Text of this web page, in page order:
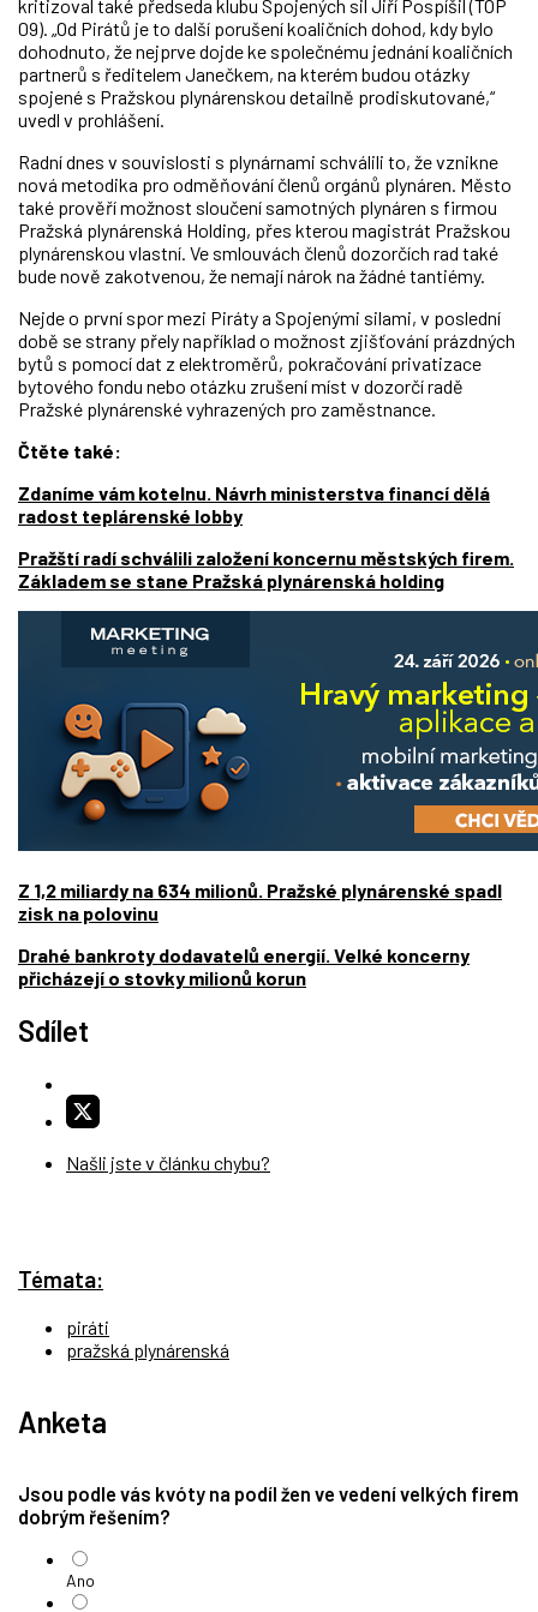
kritizoval také předseda klubu Spojených sil Jiří Pospíšil (TOP
09). „Od Pirátů je to další porušení koaličních dohod, kdy bylo
dohodnuto, že nejprve dojde ke společnému jednání koaličních
partnerů s ředitelem Janečkem, na kterém budou otázky
spojené s Pražskou plynárenskou detailně prodiskutované,“
uvedl v prohlášení.
Radní dnes v souvislosti s plynárnami schválili to, že vznikne
nová metodika pro odměňování členů orgánů plynáren. Město
také prověří možnost sloučení samotných plynáren s firmou
Pražská plynárenská Holding, přes kterou magistrát Pražskou
plynárenskou vlastní. Ve smlouvách členů dozorčích rad také
bude nově zakotvenou, že nemají nárok na žádné tantiémy.
Nejde o první spor mezi Piráty a Spojenými silami, v poslední
době se strany přely například o možnost zjišťování prázdných
bytů s pomocí dat z elektroměrů, pokračování privatizace
bytového fondu nebo otázku zrušení míst v dozorčí radě
Pražské plynárenské vyhrazených pro zaměstnance.
Čtěte také:
Zdaníme vám kotelnu. Návrh ministerstva financí dělá
radost teplárenské lobby
Pražští radí schválili založení koncernu městských firem.
Základem se stane Pražská plynárenská holding
Z 1,2 miliardy na 634 milionů. Pražské plynárenské spadl
zisk na polovinu
Drahé bankroty dodavatelů energií. Velké koncerny
přicházejí o stovky milionů korun
Sdílet
Našli jste v článku chybu?
Témata:
piráti
pražská plynárenská
Anketa
Jsou podle vás kvóty na podíl žen ve vedení velkých firem
dobrým řešením?
Ano